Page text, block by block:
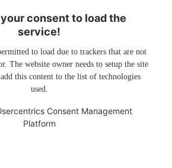
consent to load the
service!
to load due to trackers that are not
The website owner needs to setup the site
this content to the list of technologies
used.
Consent Management
Platform